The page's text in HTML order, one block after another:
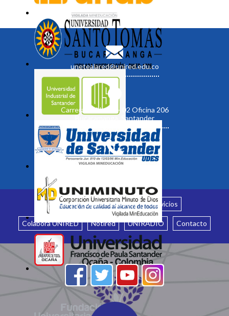
unetealared@unired.edu.co
Carrera 19 No. 35 - 02 Oficina 206
Bucaramanga, Santander
Inicio ¿Quiénes somos? Servicios
Colabora UNIRED Notired UNIRADIO Contacto